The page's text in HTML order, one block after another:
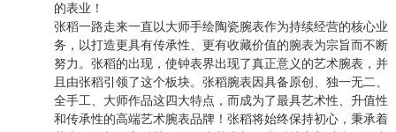
的表业！
张稻一路走来一直以大师手绘陶瓷腕表作为持续经营的核心业
务，以打造更具有传承性、更有收藏价值的腕表为宗旨而不断
努力。张稻的出现，使钟表界出现了真正意义的艺术腕表，并
且由张稻引领了这个板块。张稻腕表因具备原创、独一无二、
全手工、大师作品这四大特点，而成为了最具艺术性、升值性
和传承性的高端艺术腕表品牌！张稻将始终保持初心，秉承着